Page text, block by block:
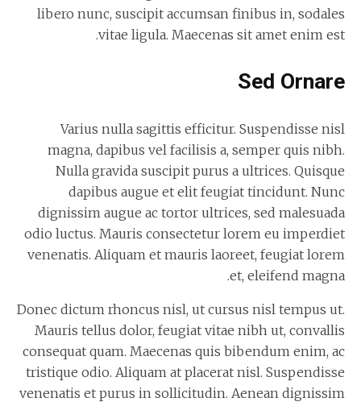
libero nunc, suscipit accumsan finibus in, sodales
vitae ligula. Maecenas sit amet enim est.
Sed Ornare
Varius nulla sagittis efficitur. Suspendisse nisl
magna, dapibus vel facilisis a, semper quis nibh.
Nulla gravida suscipit purus a ultrices. Quisque
dapibus augue et elit feugiat tincidunt. Nunc
dignissim augue ac tortor ultrices, sed malesuada
odio luctus. Mauris consectetur lorem eu imperdiet
venenatis. Aliquam et mauris laoreet, feugiat lorem
et, eleifend magna.
Donec dictum rhoncus nisl, ut cursus nisl tempus ut.
Mauris tellus dolor, feugiat vitae nibh ut, convallis
consequat quam. Maecenas quis bibendum enim, ac
tristique odio. Aliquam at placerat nisl. Suspendisse
venenatis et purus in sollicitudin. Aenean dignissim